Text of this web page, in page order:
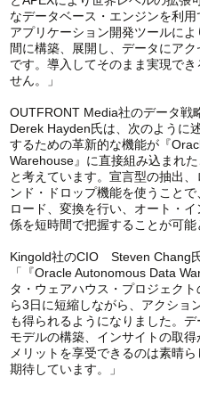
なデータベース・エンジンを利
アプリケーション開発ツールに
間に構築、展開し、データにア
です。導入してそのまま実現で
せん。」
OUTFRONT Media社のデータ
Derek Hayden氏は、次のように
するための革新的な機能が『
Warehouse』に直接組み込まれ
と考えています。宣言型の抽出
ンド・ドロップ機能を使うこと
ロード、変換を行い、オート・
係を短時間で把握することが可能
Kingold社のCIO Steven Chang
「『Oracle Autonomous Data
タ・ウェアハウス・プロジェク
ら3日に短縮しながら、アクショ
も得られるようになりました。
モデルの構築、インサイトの取
メリットを享受できるのは素晴
期待しています。」